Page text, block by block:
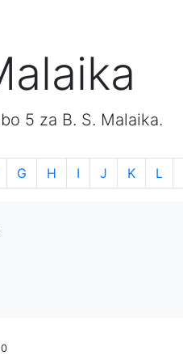
5 za B. S. Malaika.
G H I J K L